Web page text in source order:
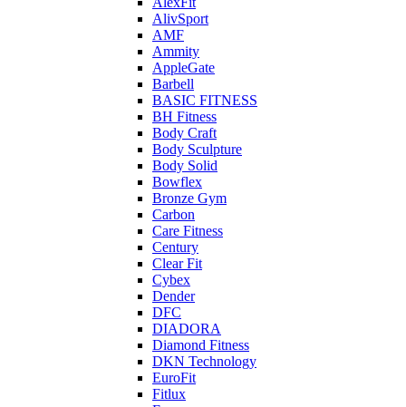
AlivSport
AMF
Ammity
AppleGate
Barbell
BASIC FITNESS
BH Fitness
Body Craft
Body Sculpture
Body Solid
Bowflex
Bronze Gym
Carbon
Care Fitness
Century
Clear Fit
Cybex
Dender
DFC
DIADORA
Diamond Fitness
DKN Technology
EuroFit
Fitlux